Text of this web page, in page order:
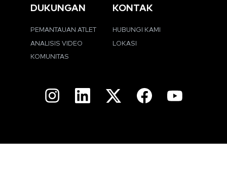
DUKUNGAN
PEMANTAUAN ATLET
ANALISIS VIDEO
KOMUNITAS
KONTAK
HUBUNGI KAMI
LOKASI